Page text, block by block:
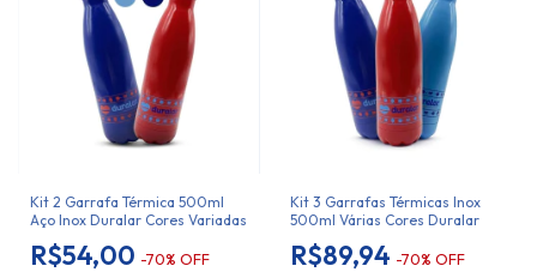
Kit 2 Garrafa Térmica 500ml
Aço Inox Duralar Cores Variadas
R$54,00 -70% OFF
Kit 3 Garrafas Térmicas Inox
500ml Várias Cores Duralar
R$89,94 -70% OFF